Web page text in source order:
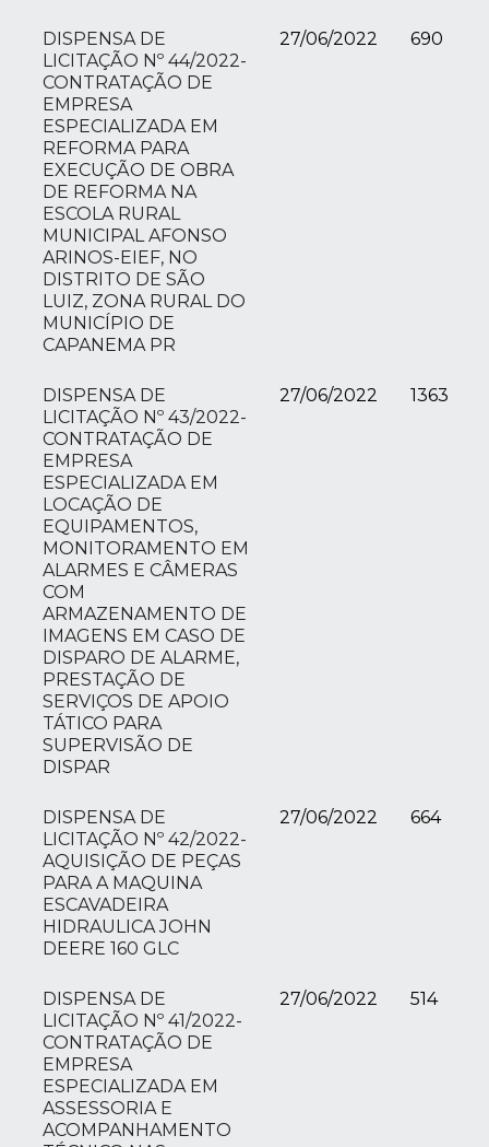
DISPENSA DE
LICITAÇÃO Nº 44/2022-
CONTRATAÇÃO DE
EMPRESA
ESPECIALIZADA EM
REFORMA PARA
EXECUÇÃO DE OBRA
DE REFORMA NA
ESCOLA RURAL
MUNICIPAL AFONSO
ARINOS-EIEF, NO
DISTRITO DE SÃO
LUIZ, ZONA RURAL DO
MUNICÍPIO DE
CAPANEMA PR
27/06/2022 690
DISPENSA DE
LICITAÇÃO Nº 43/2022-
CONTRATAÇÃO DE
EMPRESA
ESPECIALIZADA EM
LOCAÇÃO DE
EQUIPAMENTOS,
MONITORAMENTO EM
ALARMES E CÂMERAS
COM
ARMAZENAMENTO DE
IMAGENS EM CASO DE
DISPARO DE ALARME,
PRESTAÇÃO DE
SERVIÇOS DE APOIO
TÁTICO PARA
SUPERVISÃO DE
DISPAR
27/06/2022 1363
DISPENSA DE
LICITAÇÃO Nº 42/2022-
AQUISIÇÃO DE PEÇAS
PARA A MAQUINA
ESCAVADEIRA
HIDRAULICA JOHN
DEERE 160 GLC
27/06/2022 664
DISPENSA DE
LICITAÇÃO Nº 41/2022-
CONTRATAÇÃO DE
EMPRESA
ESPECIALIZADA EM
ASSESSORIA E
ACOMPANHAMENTO
27/06/2022 514